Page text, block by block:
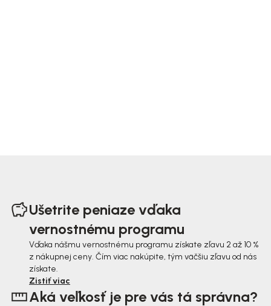
Ušetrite peniaze vďaka
vernostnému programu
Vďaka nášmu vernostnému programu získate zľavu 2 až 10 %
z nákupnej ceny. Čím viac nakúpite, tým väčšiu zľavu od nás
získate.
Zistiť viac
Aká veľkosť je pre vás tá správna?